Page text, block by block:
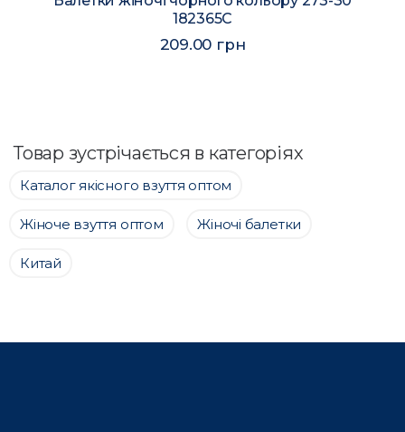
182365C
209.00 грн
Товар зустрічається в категоріях
Каталог якісного взуття оптом
Жіноче взуття оптом Жіночі балетки
Китай